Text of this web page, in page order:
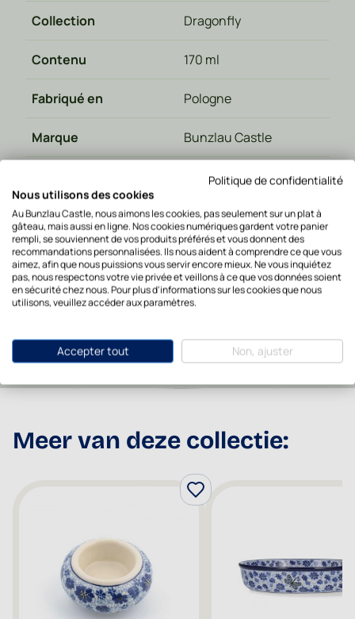
Collection Dragonfly
Contenu 170 ml
Fabriqué en Pologne
Marque Bunzlau Castle
Va au four Oui
Lavable au lave-
vaisselle
Oui
Recommended Retail
Meer van deze collectie:
Politique de confidentialité
Nous utilisons des cookies
Au Bunzlau Castle, nous aimons les cookies, pas seulement sur un plat à
gâteau, mais aussi en ligne. Nos cookies numériques gardent votre panier
rempli, se souviennent de vos produits préférés et vous donnent des
recommandations personnalisées. Ils nous aident à comprendre ce que vous
aimez, afin que nous puissions vous servir encore mieux. Ne vous inquiétez
pas, nous respectons votre vie privée et veillons à ce que vos données soient
en sécurité chez nous. Pour plus d'informations sur les cookies que nous
utilisons, veuillez accéder aux paramètres.
Accepter tout Non, ajuster